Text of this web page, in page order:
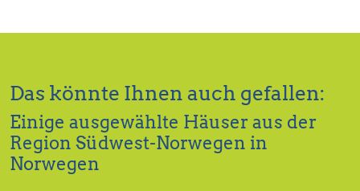
Das könnte Ihnen auch gefallen:
Einige ausgewählte Häuser aus der
Region Südwest-Norwegen in
Norwegen